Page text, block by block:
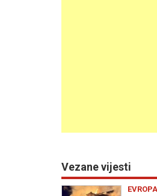
Vezane vijesti
EVROPA